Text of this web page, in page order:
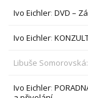
Ivo Eichler:DVD –
Ivo Eichler:
Libuše Somorovská
Ivo Eichler: